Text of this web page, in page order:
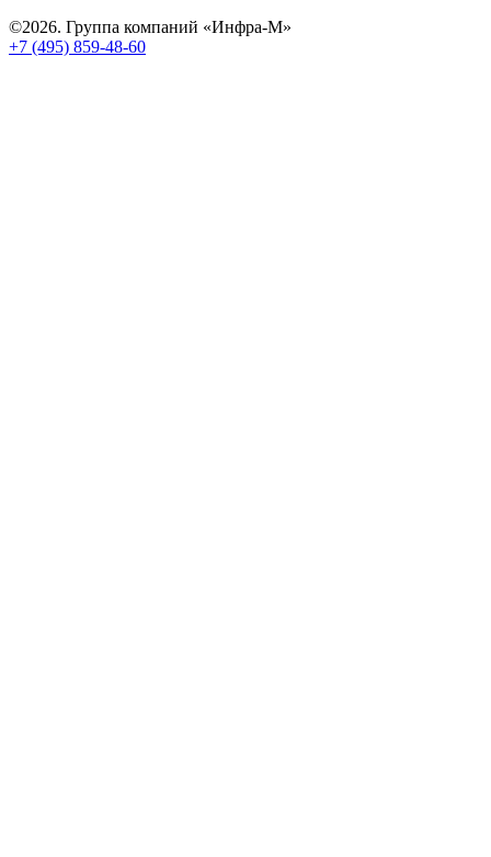
©2026. Группа компаний «Инфра-М»
+7 (495) 859-48-60